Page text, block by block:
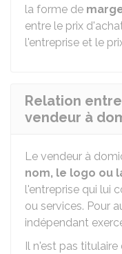
la forme de
entre le prix
l'entreprise et le
Relation
vendeur à
Le vendeur à
nom, le logo ou
l'entreprise qui lui
ou services. Pour
indépendant
Il n'est pas